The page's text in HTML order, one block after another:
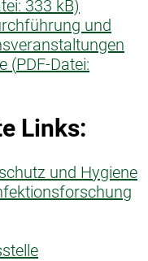
333 kB)
und
(PDF-Datei:
Links:
und Hygiene